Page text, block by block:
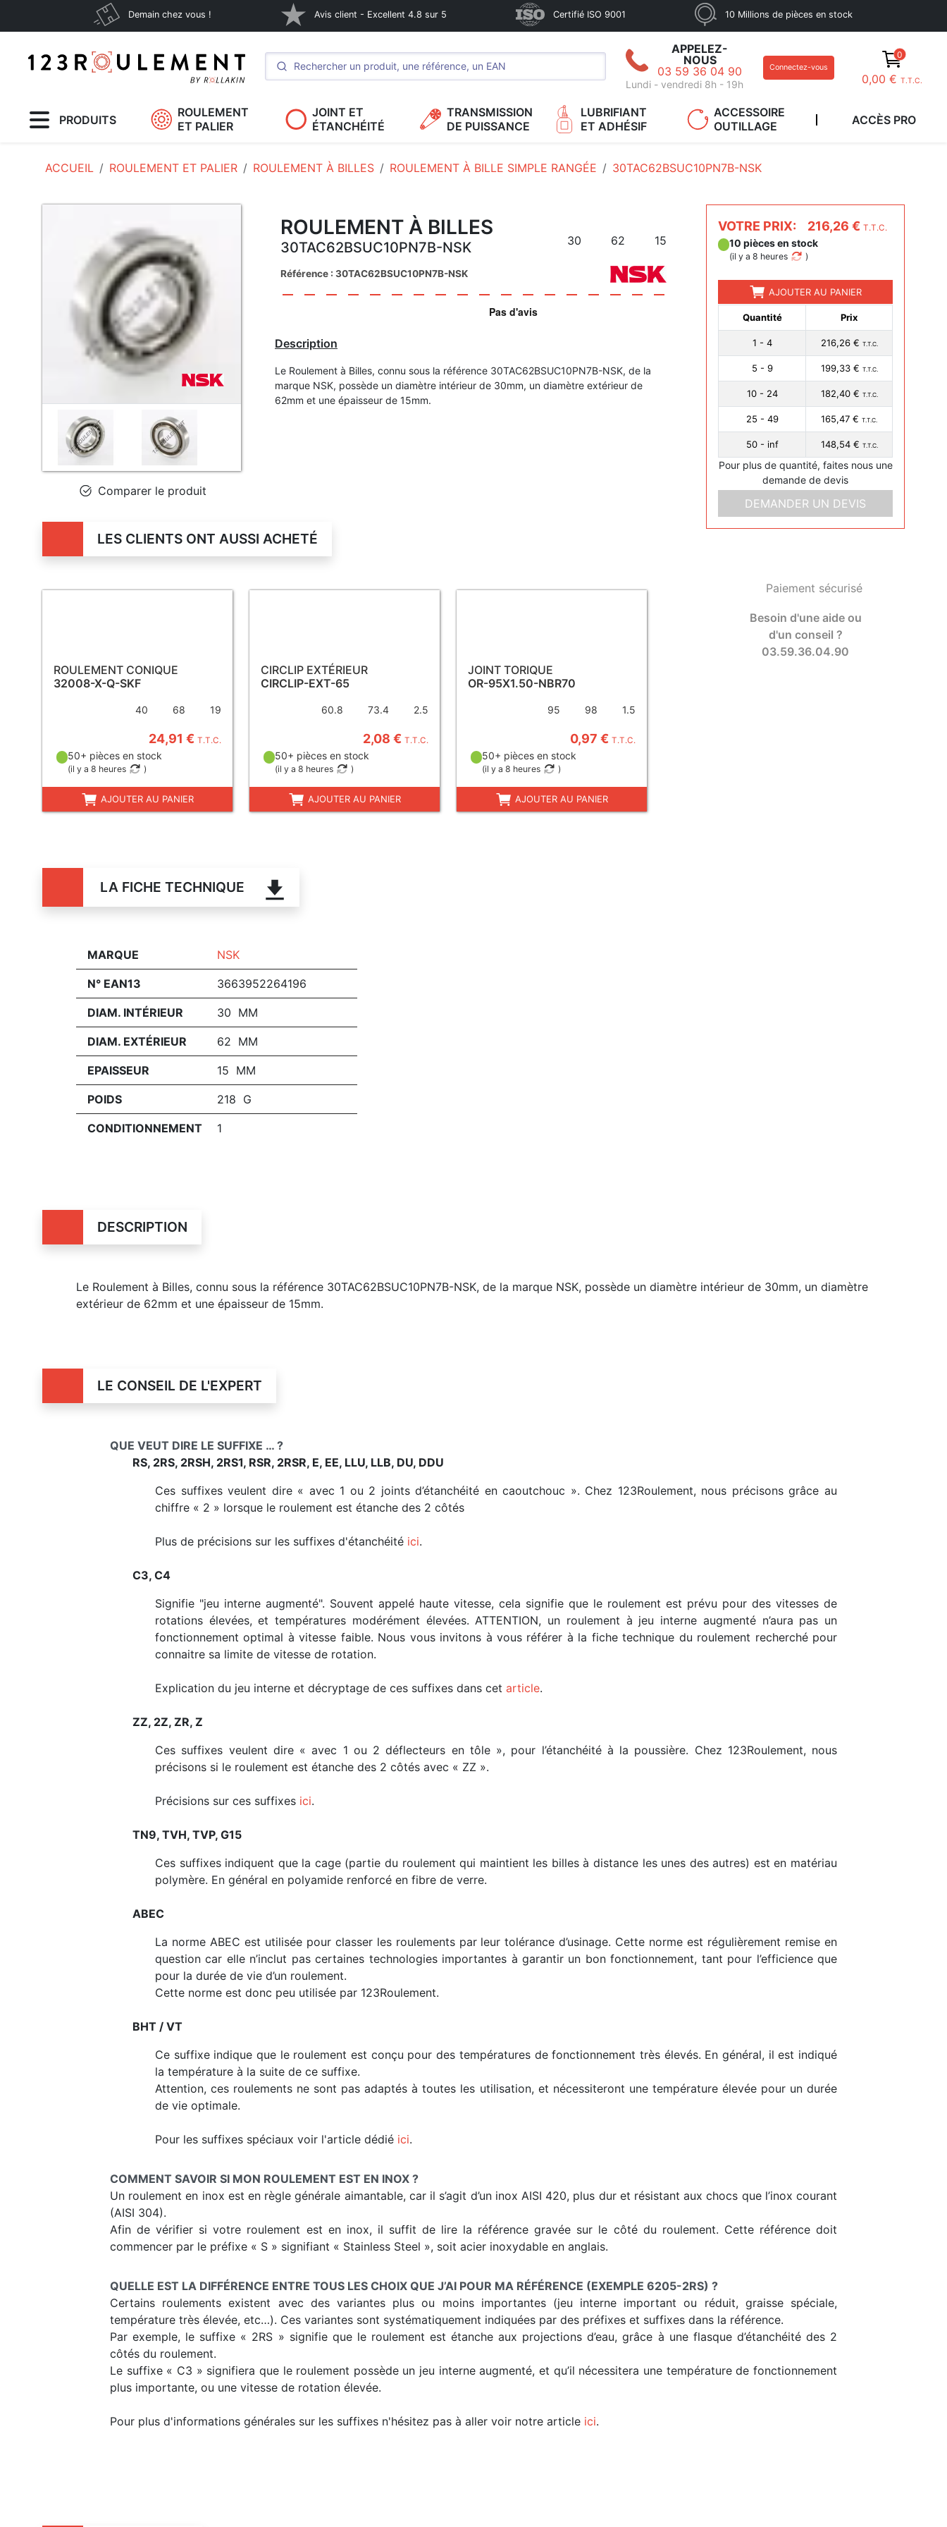
Demain chez vous ! Avis client - Excellent 4.8 sur 5 Certifié ISO 9001 10 Millions de pièces en stock
APPELEZ-
NOUS
03 59 36 04 90
Lundi - vendredi 8h - 19h
Connectez-vous
0
0,00 € T.T.C.
PRODUITS
ROULEMENT
ET PALIER
JOINT ET
ÉTANCHÉITÉ
TRANSMISSION
DE PUISSANCE
LUBRIFIANT
ET ADHÉSIF
ACCESSOIRE
OUTILLAGE
ACCÈS PRO
ACCUEIL ROULEMENT ET PALIER ROULEMENT À BILLES ROULEMENT À BILLE SIMPLE RANGÉE 30TAC62BSUC10PN7B-NSK
Comparer le produit
ROULEMENT À BILLES
30TAC62BSUC10PN7B-NSK 30 62 15
Référence : 30TAC62BSUC10PN7B-NSK
Description
Le Roulement à Billes, connu sous la référence 30TAC62BSUC10PN7B-NSK, de la
marque NSK, possède un diamètre intérieur de 30mm, un diamètre extérieur de
62mm et une épaisseur de 15mm.
VOTRE PRIX: 216,26 € T.T.C.
10 pièces en stock
(il y a 8 heures )
AJOUTER AU PANIER
Quantité Prix
1 - 4 216,26 € T.T.C.
5 - 9 199,33 € T.T.C.
10 - 24 182,40 € T.T.C.
25 - 49 165,47 € T.T.C.
50 - inf 148,54 € T.T.C.
Pour plus de quantité, faites nous une
demande de devis
DEMANDER UN DEVIS
Paiement sécurisé
Besoin d'une aide ou
d'un conseil ?
03.59.36.04.90
LES CLIENTS ONT AUSSI ACHETÉ
ROULEMENT CONIQUE
32008-X-Q-SKF
40 68 19
24,91 € T.T.C.
50+ pièces en stock
(il y a 8 heures )
AJOUTER AU PANIER
CIRCLIP EXTÉRIEUR
CIRCLIP-EXT-65
60.8 73.4 2.5
2,08 € T.T.C.
50+ pièces en stock
(il y a 8 heures )
AJOUTER AU PANIER
JOINT TORIQUE
OR-95X1.50-NBR70
95 98 1.5
0,97 € T.T.C.
50+ pièces en stock
(il y a 8 heures )
AJOUTER AU PANIER
LA FICHE TECHNIQUE
MARQUE NSK
N° EAN13 3663952264196
DIAM. INTÉRIEUR 30 MM
DIAM. EXTÉRIEUR 62 MM
EPAISSEUR 15 MM
POIDS 218 G
CONDITIONNEMENT 1
DESCRIPTION
Le Roulement à Billes, connu sous la référence 30TAC62BSUC10PN7B-NSK, de la marque NSK, possède un diamètre intérieur de 30mm, un diamètre
extérieur de 62mm et une épaisseur de 15mm.
LE CONSEIL DE L'EXPERT
QUE VEUT DIRE LE SUFFIXE … ?
RS, 2RS, 2RSH, 2RS1, RSR, 2RSR, E, EE, LLU, LLB, DU, DDU
Ces suffixes veulent dire « avec 1 ou 2 joints d’étanchéité en caoutchouc ». Chez 123Roulement, nous précisons grâce au
chiffre « 2 » lorsque le roulement est étanche des 2 côtés
Plus de précisions sur les suffixes d'étanchéité ici.
C3, C4
Signifie "jeu interne augmenté". Souvent appelé haute vitesse, cela signifie que le roulement est prévu pour des vitesses de
rotations élevées, et températures modérément élevées. ATTENTION, un roulement à jeu interne augmenté n’aura pas un
fonctionnement optimal à vitesse faible. Nous vous invitons à vous référer à la fiche technique du roulement recherché pour
connaitre sa limite de vitesse de rotation.
Explication du jeu interne et décryptage de ces suffixes dans cet article.
ZZ, 2Z, ZR, Z
Ces suffixes veulent dire « avec 1 ou 2 déflecteurs en tôle », pour l’étanchéité à la poussière. Chez 123Roulement, nous
précisons si le roulement est étanche des 2 côtés avec « ZZ ».
Précisions sur ces suffixes ici.
TN9, TVH, TVP, G15
Ces suffixes indiquent que la cage (partie du roulement qui maintient les billes à distance les unes des autres) est en matériau
polymère. En général en polyamide renforcé en fibre de verre.
ABEC
La norme ABEC est utilisée pour classer les roulements par leur tolérance d’usinage. Cette norme est régulièrement remise en
question car elle n’inclut pas certaines technologies importantes à garantir un bon fonctionnement, tant pour l’efficience que
pour la durée de vie d’un roulement.
Cette norme est donc peu utilisée par 123Roulement.
BHT / VT
Ce suffixe indique que le roulement est conçu pour des températures de fonctionnement très élevés. En général, il est indiqué
la température à la suite de ce suffixe.
Attention, ces roulements ne sont pas adaptés à toutes les utilisation, et nécessiteront une température élevée pour un durée
de vie optimale.
Pour les suffixes spéciaux voir l'article dédié ici.
COMMENT SAVOIR SI MON ROULEMENT EST EN INOX ?
Un roulement en inox est en règle générale aimantable, car il s’agit d’un inox AISI 420, plus dur et résistant aux chocs que l’inox courant
(AISI 304).
Afin de vérifier si votre roulement est en inox, il suffit de lire la référence gravée sur le côté du roulement. Cette référence doit
commencer par le préfixe « S » signifiant « Stainless Steel », soit acier inoxydable en anglais.
QUELLE EST LA DIFFÉRENCE ENTRE TOUS LES CHOIX QUE J’AI POUR MA RÉFÉRENCE (EXEMPLE 6205-2RS) ?
Certains roulements existent avec des variantes plus ou moins importantes (jeu interne important ou réduit, graisse spéciale,
température très élevée, etc…). Ces variantes sont systématiquement indiquées par des préfixes et suffixes dans la référence.
Par exemple, le suffixe « 2RS » signifie que le roulement est étanche aux projections d’eau, grâce à une flasque d’étanchéité des 2
côtés du roulement.
Le suffixe « C3 » signifiera que le roulement possède un jeu interne augmenté, et qu’il nécessitera une température de fonctionnement
plus importante, ou une vitesse de rotation élevée.
Pour plus d'informations générales sur les suffixes n'hésitez pas à aller voir notre article ici.